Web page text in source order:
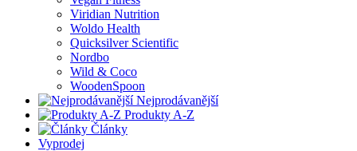
Viridian Nutrition
Woldo Health
Quicksilver Scientific
Nordbo
Wild & Coco
WoodenSpoon
Nejprodávanější
Produkty A-Z
Články
Vyprodej